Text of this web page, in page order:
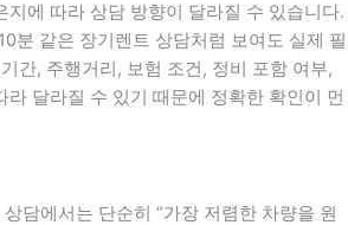
지에 따라 상담 방향이 달라질 수 있습니다.
분 같은 장기렌트 상담처럼 보여도 실제 필
간, 주행거리, 보험 조건, 정비 포함 여부,
라 달라질 수 있기 때문에 정확한 확인이 먼
담에서는 단순히 “가장 저렴한 차량을 원